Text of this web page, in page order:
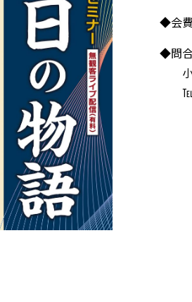
◆会
◆問
小
℡